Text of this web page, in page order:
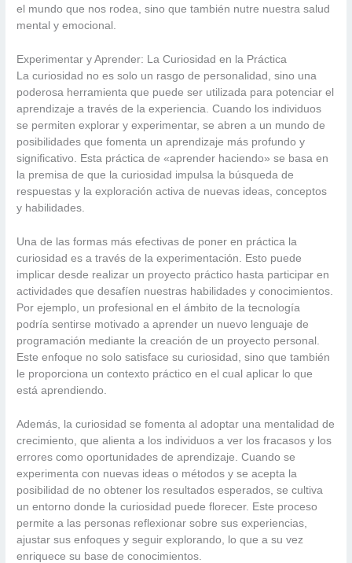
el mundo que nos rodea, sino que también nutre nuestra salud
mental y emocional.
Experimentar y Aprender: La Curiosidad en la Práctica
La curiosidad no es solo un rasgo de personalidad, sino una
poderosa herramienta que puede ser utilizada para potenciar el
aprendizaje a través de la experiencia. Cuando los individuos
se permiten explorar y experimentar, se abren a un mundo de
posibilidades que fomenta un aprendizaje más profundo y
significativo. Esta práctica de «aprender haciendo» se basa en
la premisa de que la curiosidad impulsa la búsqueda de
respuestas y la exploración activa de nuevas ideas, conceptos
y habilidades.
Una de las formas más efectivas de poner en práctica la
curiosidad es a través de la experimentación. Esto puede
implicar desde realizar un proyecto práctico hasta participar en
actividades que desafíen nuestras habilidades y conocimientos.
Por ejemplo, un profesional en el ámbito de la tecnología
podría sentirse motivado a aprender un nuevo lenguaje de
programación mediante la creación de un proyecto personal.
Este enfoque no solo satisface su curiosidad, sino que también
le proporciona un contexto práctico en el cual aplicar lo que
está aprendiendo.
Además, la curiosidad se fomenta al adoptar una mentalidad de
crecimiento, que alienta a los individuos a ver los fracasos y los
errores como oportunidades de aprendizaje. Cuando se
experimenta con nuevas ideas o métodos y se acepta la
posibilidad de no obtener los resultados esperados, se cultiva
un entorno donde la curiosidad puede florecer. Este proceso
permite a las personas reflexionar sobre sus experiencias,
ajustar sus enfoques y seguir explorando, lo que a su vez
enriquece su base de conocimientos.